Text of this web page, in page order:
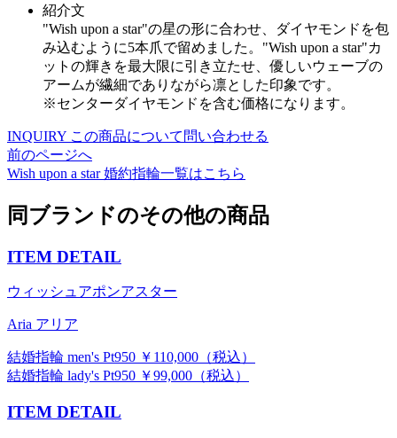
紹介文
"Wish upon a star"の星の形に合わせ、ダイヤモンドを包
み込むように5本爪で留めました。"Wish upon a star"カ
ットの輝きを最大限に引き立たせ、優しいウェーブの
アームが繊細でありながら凛とした印象です。
※センターダイヤモンドを含む価格になります。
INQUIRY この商品について問い合わせる
前のページへ
Wish upon a star 婚約指輪一覧はこちら
同ブランドのその他の商品
ITEM DETAIL
ウィッシュアポンアスター
Aria アリア
結婚指輪 men's Pt950 ￥110,000（税込）
結婚指輪 lady's Pt950 ￥99,000（税込）
ITEM DETAIL